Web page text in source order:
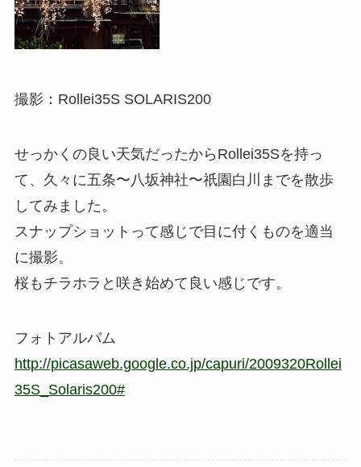
撮影：Rollei35S SOLARIS200
せっかくの良い天気だったからRollei35Sを持っ
て、久々に五条〜八坂神社〜祇園白川までを散歩
してみました。
スナップショットって感じで目に付くものを適当
に撮影。
桜もチラホラと咲き始めて良い感じです。
フォトアルバム
http://picasaweb.google.co.jp/capuri/2009320Rollei
35S_Solaris200#